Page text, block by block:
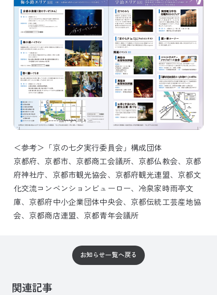
＜参考＞「京の七夕実行委員会」構成団体
京都府、京都市、京都商工会議所、京都仏教会、京都
府神社庁、京都市観光協会、京都府観光連盟、京都文
化交流コンベンションビューロー、冷泉家時雨亭文
庫、京都府中小企業団体中央会、京都伝統工芸産地協
会、京都商店連盟、京都青年会議所
お知らせ一覧へ戻る
関連記事